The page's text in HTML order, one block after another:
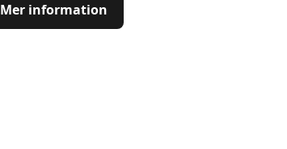
Mer information